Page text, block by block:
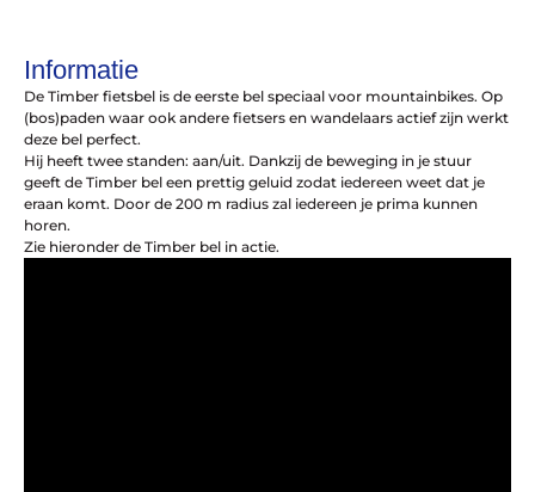
Help mij bij
kiezenvan een fiets
Maak een afspraak
Informatie
De Timber fietsbel is de eerste bel speciaal voor mountainbikes. Op
(bos)paden waar ook andere fietsers en wandelaars actief zijn werkt
deze bel perfect.
Hij heeft twee standen: aan/uit. Dankzij de beweging in je stuur
geeft de Timber bel een prettig geluid zodat iedereen weet dat je
eraan komt. Door de 200 m radius zal iedereen je prima kunnen
horen.
Zie hieronder de Timber bel in actie.